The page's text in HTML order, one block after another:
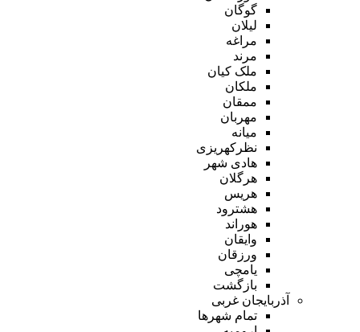
گوگان
لیلان
مراغه
مرند
ملک کیان
ملکان
ممقان
مهربان
میانه
نظرکهریزی
هادی شهر
هرگلان
هریس
هشترود
هوراند
وایقان
ورزقان
یامچی
بازگشت
آذربایجان غربی
تمام شهر‌ها